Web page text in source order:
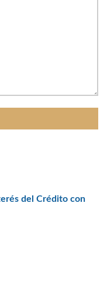
del Crédito con